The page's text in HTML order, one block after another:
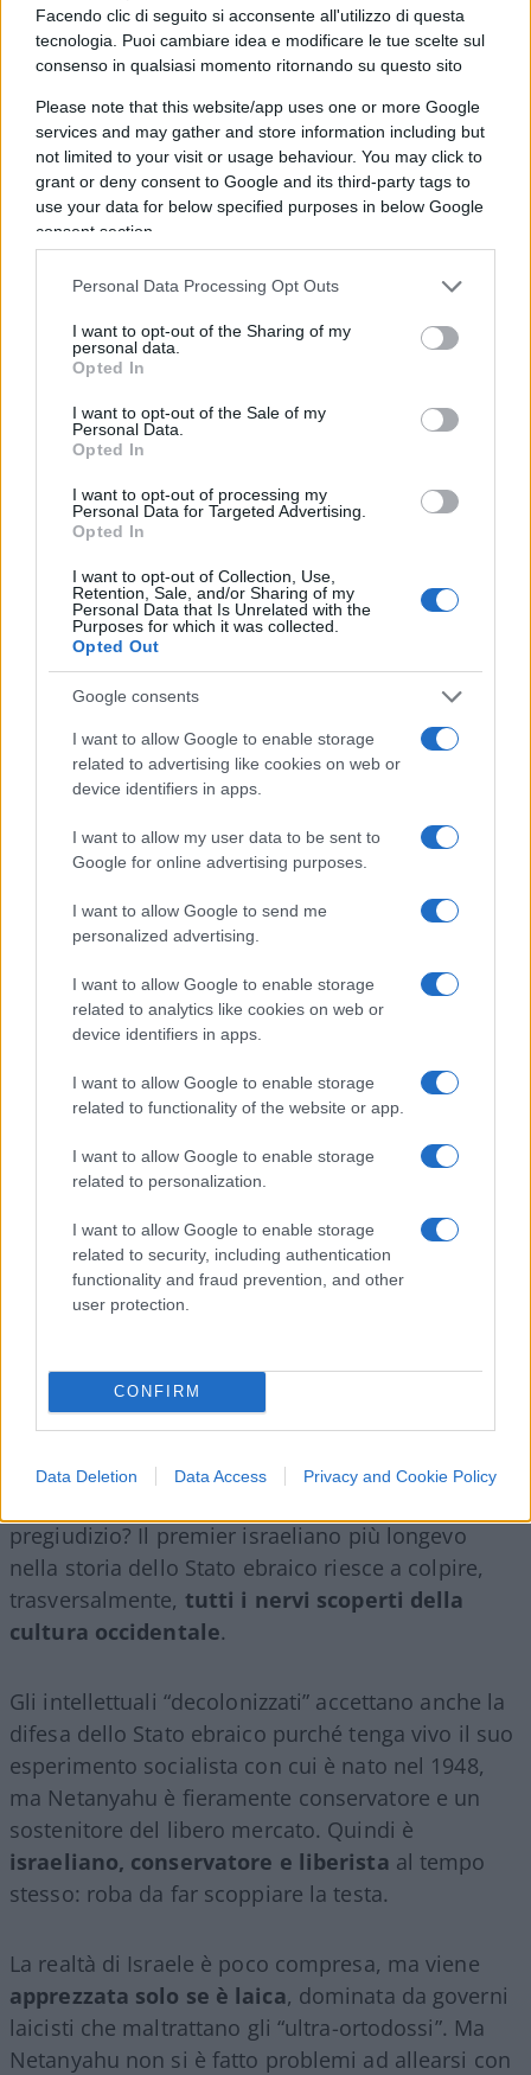
Facendo clic di seguito si acconsente all'utilizzo di questa
tecnologia. Puoi cambiare idea e modificare le tue scelte sul
consenso in qualsiasi momento ritornando su questo sito
Please note that this website/app uses one or more Google
services and may gather and store information including but
not limited to your visit or usage behaviour. You may click to
grant or deny consent to Google and its third-party tags to
use your data for below specified purposes in below Google
consent section.
Personal Data Processing Opt Outs
I want to opt-out of the Sharing of my
personal data.
Opted In
I want to opt-out of the Sale of my
Personal Data.
Opted In
I want to opt-out of processing my
Personal Data for Targeted Advertising.
Opted In
I want to opt-out of Collection, Use,
Retention, Sale, and/or Sharing of my
Personal Data that Is Unrelated with the
Purposes for which it was collected.
Opted Out
Google consents
I want to allow Google to enable storage
related to advertising like cookies on web or
device identifiers in apps.
I want to allow my user data to be sent to
Google for online advertising purposes.
I want to allow Google to send me
personalized advertising.
I want to allow Google to enable storage
related to analytics like cookies on web or
device identifiers in apps.
I want to allow Google to enable storage
related to functionality of the website or app.
I want to allow Google to enable storage
related to personalization.
I want to allow Google to enable storage
related to security, including authentication
functionality and fraud prevention, and other
user protection.
CONFIRM
Data Deletion Data Access Privacy and Cookie Policy
Ottobre, per rispondere alla continua aggressione
Hamase per liberare gli ostaggi. Si è deciso di
invadere Gaza, specificamente per liberare gli
ostaggi.
Eppure è entrato nel senso comune il concetto
secondo cui per riportare a casa i rapiti si deve
fermare la guerra, mentre se si continua la guerra
prigionieri. Di qui il sillogismo: Netanyahu vuole
gli ostaggi morti. Ma Netanyahu è riuscito a
riportare a casa, finora,125 ostaggi su 251 e la
guerra va avanti
Le operazioni mirate
La prima risposta del governo Netanyahu al 7
Ottobre è stata quella dicolpire i leader
terroristi nemici, ovunque essi fossero
stato, con una serie di raid mirati e azioni dei
servizi segreti, ben oltre gli angusti confini di
Gaza. Ovunque si sia prospettata l’occasione di
uccidere un capo terrorista, a Beirut, a Teheran, o
in qualche rifugio mimetizzato nella densa area
urbana di Gaza.
un’altra leggenda
: quella dei servizi segreti ridotti a polizia
coloni” e trascurare le minacce estere. Sotto il
governo Netanyahu, in questo anno di guerra, i
dimostrati all’altezza dei loro padri leggendari,
quelli che condussero operazioni come
(l’uccisione dei leader dell’OLP dopo la strage di
Monaco del 1972) e il raid di Entebbe del 1976. La
decapitazione di
Hezbollah
, con l’esplosione
simultanea di tutti i loro cercapersone, è già
mitologia delle operazioni speciali.
Tutte queste smentite della realtà indicano
chiaramente che esiste un forte pregiudizio
ideologico contro Netanyahu, che impedisce di
pregiudizio? Il premier israeliano più longevo
nella storia dello Stato ebraico riesce a colpire,
trasversalmente, tutti i nervi scoperti della
cultura occidentale.
Gli intellettuali “decolonizzati” accettano anche la
difesa dello Stato ebraico purché tenga vivo il suo
esperimento socialista con cui è nato nel 1948,
ma Netanyahu è fieramente conservatore e un
sostenitore del libero mercato. Quindi è
israeliano, conservatore e liberista al tempo
stesso: roba da far scoppiare la testa.
La realtà di Israele è poco compresa, ma viene
apprezzata solo se è laica, dominata da governi
laicisti che maltrattano gli “ultra-ortodossi”. Ma
Netanyahu non si è fatto problemi ad allearsi con